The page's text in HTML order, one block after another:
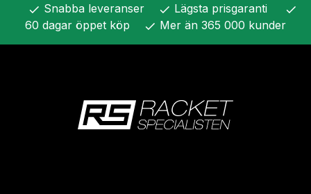
check Snabba leveranser check Lägsta prisgaranti check
60 dagar öppet köp check Mer än 365 000 kunder